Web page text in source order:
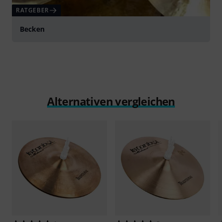
RATGEBER
Becken
Alternativen vergleichen